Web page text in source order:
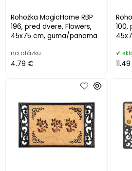
Rohožka MagicHome RBP
196, pred dvere, Flowers,
45x75 cm, guma/panama
na otázku
4.79 €
100,